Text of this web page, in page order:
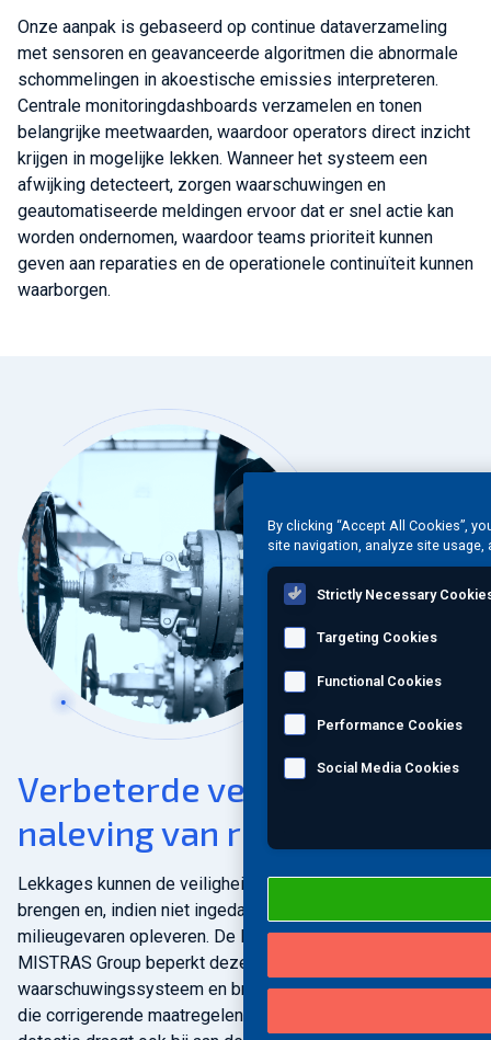
Onze aanpak is gebaseerd op continue dataverzameling
met sensoren en geavanceerde algoritmen die abnormale
schommelingen in akoestische emissies interpreteren.
Centrale monitoringdashboards verzamelen en tonen
belangrijke meetwaarden, waardoor operators direct inzicht
krijgen in mogelijke lekken. Wanneer het systeem een
afwijking detecteert, zorgen waarschuwingen en
geautomatiseerde meldingen ervoor dat er snel actie kan
worden ondernomen, waardoor teams prioriteit kunnen
geven aan reparaties en de operationele continuïteit kunnen
waarborgen.
Verbeterde veiligheid en
naleving van regelgeving
Lekkages kunnen de veiligheid van werknemers in gevaar
brengen en, indien niet ingedamd, aanzienlijke
milieugevaren opleveren. De lekdetectiemethode van
MISTRAS Group beperkt deze risico's door een vroegtijdig
waarschuwingssysteem en bruikbare gegevens te leveren
die corrigerende maatregelen mogelijk maken. Realtime
By clicking “Accept All Cookies”,
site navigation, analyze site
Strictly Necessary
Targeting Cookies
Functional Cookies
Performance Cookies
Social Media Cookies